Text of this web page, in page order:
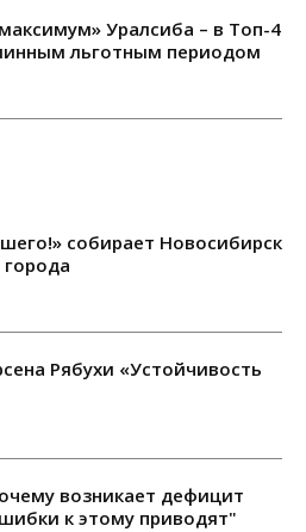
Уралсиба – в Топ-4
льготным периодом
собирает Новосибирск
Рябухи «Устойчивость
возникает дефицит
к этому приводят"